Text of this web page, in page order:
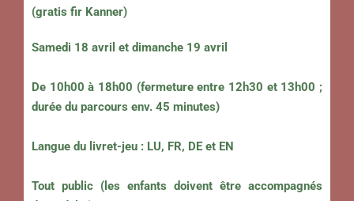
(gratis fir Kanner)
Samedi 18 avril et dimanche 19 avril
De 10h00 à 18h00 (fermeture entre 12h30 et 13h00 ;
durée du parcours env. 45 minutes)
Langue du livret-jeu : LU, FR, DE et EN
Tout public (les enfants doivent être accompagnés